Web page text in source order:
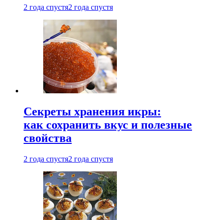
2 года спустя2 года спустя
Секреты хранения икры:
как сохранить вкус и полезные
свойства
2 года спустя2 года спустя